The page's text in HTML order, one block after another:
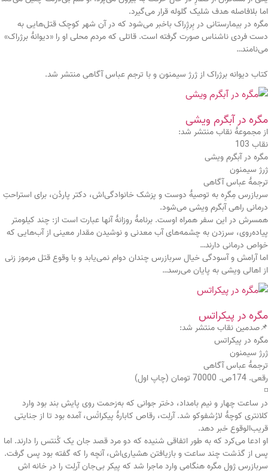
اما بلافاصله هدف شلیک گلوله قرار می‌گیرد.
مگره در بیمارستانی در بِرژِراک باخبر می‌شود که در آن شهر کوچک قتل‌هایی به
دست فردی ناشناس صورت گرفته است. قاتلی که مردم محلی او را «دیوانۀ برژراک»
می‌نامند…
کتاب دیوانه برژراک از ژرژ سیمنون و با ترجم عباس آگاهی منتشر شد.
مگره در آبگرم ویشی
از مجموعۀ نقاب منتشر شد:
نقاب 103
مگره در آبگرم ویشی
ژرژ سیمنون
ترجمۀ عباس آگاهی
سربازرس مِگرِه به توصیۀ دوست و پزشک خانوادگی‌اش، دکتر پاردُن، برای استراحتِ
درمانی راهی آبگرم ویشی می‌شود.
همسرش در این سفر همراه اوست. برنامۀ روزانۀ آنها عبارت است از: چند کیلومتر
پیاده‌روی، سرزدن به چشمه‌های آب معدنی و نوشیدن مقدار معینی از آب‌هایی که
خواص درمانی دارند…
اما آرامش و آسودگی خیال سربازرس چندان دوام نمی‌یابد و با وقوع قتل مرموز زنی
از اهالی ویشی به پایان می‌رسد…
مگره در پیکراتس
📌صدمین نقاب منتشر شد:
مگره در پیکراتس
ژرژ سیمنون
ترجمۀ عباس آگاهی
رقعی. 174ص. 70000 تومان (چاپ اول)
◽️
در ساعت چهار و نیم بامداد، دختر جوانی که به‌زحمت روی پایش بند بود وارد
کلانتری کوچهٔ لارُشفوکو ‌شد. آرلِت، رقاص کابارهٔ پیکراتْس، آمده بود تا از جنایتی
قریب‌الوقوع خبر دهد.
او ادعا می‌کرد که به طور اتفاقی شنیده که دو مرد قصد جان یک کُنتس را دارند. اما
پس از گذشت چند ساعت و بازیافتن هشیاری‌اش، آنچه را که گفته بود پس گرفت.
سربازرس ژول مگره هنگامی وارد ماجرا شد که پیکر بی‌جان آرلِت را در خانه اش